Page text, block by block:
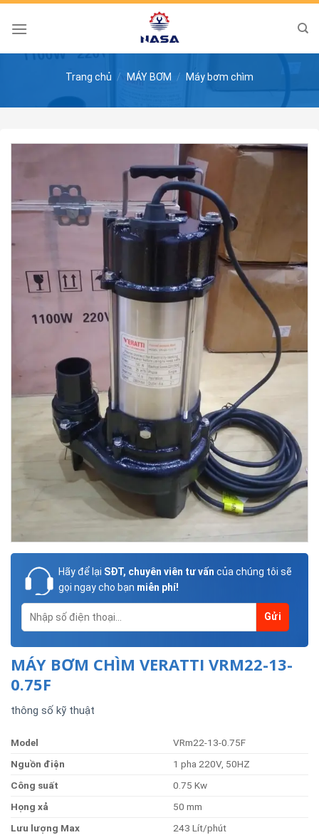
Skip
Trang chủ / MÁY BƠM / Máy bơm chìm
Hãy để lại SĐT, chuyên viên tư vấn của chúng tôi sẽ
gọi ngay cho bạn miễn phí!
MÁY BƠM CHÌM VERATTI VRM22-13-
0.75F
thông số kỹ thuật
Model
VRm22-13-0.75F
Nguồn điện
1 pha 220V, 50HZ
Công suất
0.75 Kw
Họng xả
50 mm
Lưu lượng Max
243 Lít/phút